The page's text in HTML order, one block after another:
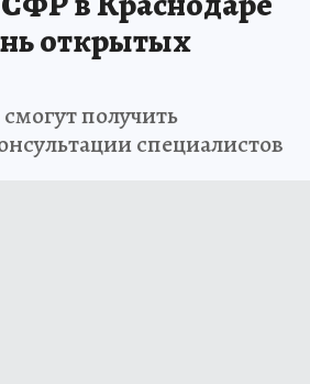
открытых
получить
специалистов